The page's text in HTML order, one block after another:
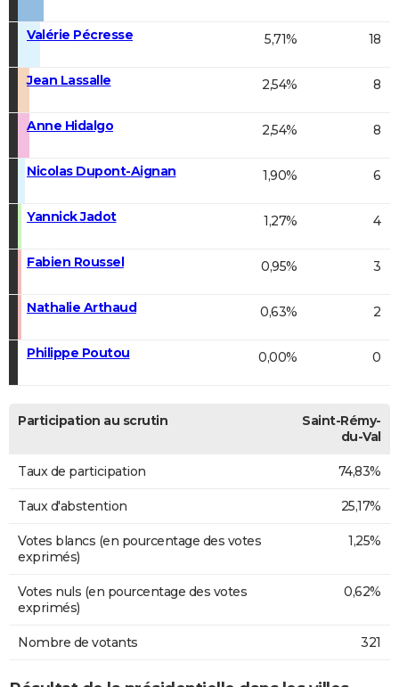
Valérie Pécresse 5,71% 18
Jean Lassalle 2,54% 8
Anne Hidalgo 2,54% 8
Nicolas Dupont-Aignan 1,90% 6
Yannick Jadot 1,27% 4
Fabien Roussel 0,95% 3
Nathalie Arthaud 0,63% 2
Philippe Poutou 0,00% 0
Participation au scrutin
Saint-Rémy-
du-Val
Taux de participation 74,83%
Taux d'abstention 25,17%
Votes blancs (en pourcentage des votes
exprimés)
1,25%
Votes nuls (en pourcentage des votes
exprimés)
0,62%
Nombre de votants 321